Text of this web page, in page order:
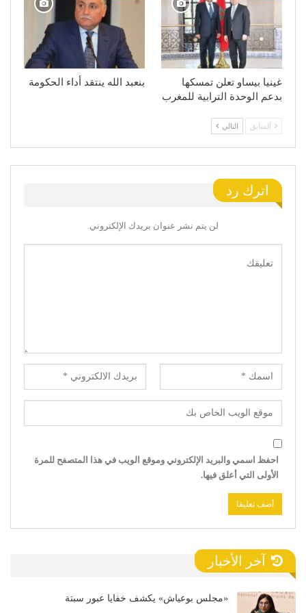
غينيا بيساو تعلن تمسكها
بدعم الوحدة الترابية للمغرب
بنعبد الله ينتقد أداء الحكومة
السابق التالي
اترك رد
لن يتم نشر عنوان بريدك الإلكتروني.
احفظ اسمي والبريد الإلكتروني وموقع الويب في هذا المتصفح للمرة
الأولى التي أعلق فيها.
آخر الأخبار
«مجلس بوعياش» يكشف خفايا عبور سبتة